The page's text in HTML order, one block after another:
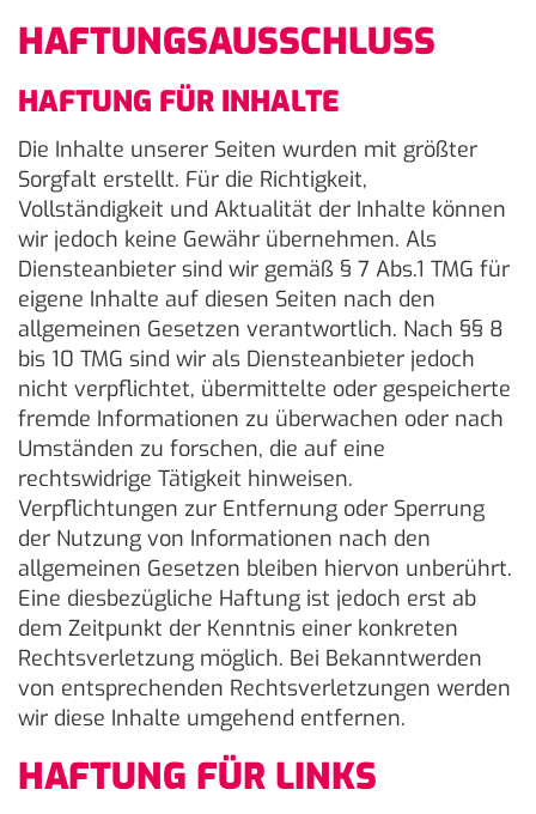
HAFTUNGSAUSSCHLUSS
HAFTUNG FÜR INHALTE
Die Inhalte unserer Seiten wurden mit größter
Sorgfalt erstellt. Für die Richtigkeit,
Vollständigkeit und Aktualität der Inhalte können
wir jedoch keine Gewähr übernehmen. Als
Diensteanbieter sind wir gemäß § 7 Abs.1 TMG für
eigene Inhalte auf diesen Seiten nach den
allgemeinen Gesetzen verantwortlich. Nach §§ 8
bis 10 TMG sind wir als Diensteanbieter jedoch
nicht verpflichtet, übermittelte oder gespeicherte
fremde Informationen zu überwachen oder nach
Umständen zu forschen, die auf eine
rechtswidrige Tätigkeit hinweisen.
Verpflichtungen zur Entfernung oder Sperrung
der Nutzung von Informationen nach den
allgemeinen Gesetzen bleiben hiervon unberührt.
Eine diesbezügliche Haftung ist jedoch erst ab
dem Zeitpunkt der Kenntnis einer konkreten
Rechtsverletzung möglich. Bei Bekanntwerden
von entsprechenden Rechtsverletzungen werden
wir diese Inhalte umgehend entfernen.
HAFTUNG FÜR LINKS